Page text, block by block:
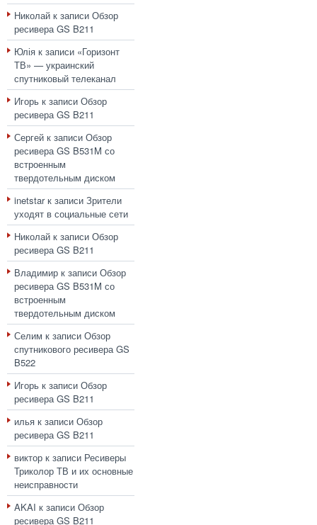
Николай к записи Обзор
ресивера GS B211
Юлія к записи «Горизонт
ТВ» — украинский
спутниковый телеканал
Игорь к записи Обзор
ресивера GS B211
Сергей к записи Обзор
ресивера GS B531M со
встроенным
твердотельным диском
inetstarк записи Зрители
уходят в социальные сети
Николай к записи Обзор
ресивера GS B211
Владимир к записи Обзор
ресивера GS B531M со
встроенным
твердотельным диском
Селим к записи Обзор
спутникового ресивера GS
B522
Игорь к записи Обзор
ресивера GS B211
илья к записи Обзор
ресивера GS B211
виктор к записи Ресиверы
Триколор ТВ и их основные
неисправности
AKAI к записи Обзор
ресивера GS B211